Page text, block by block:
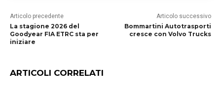
Articolo precedente
La stagione 2026 del
Goodyear FIA ETRC sta per
iniziare
Articolo successivo
Bommartini Autotrasporti
cresce con Volvo Trucks
ARTICOLI CORRELATI